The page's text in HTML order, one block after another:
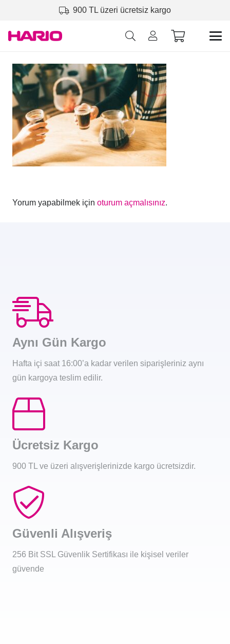
900 TL üzeri ücretsiz kargo
Yorum yapabilmek için oturum açmalısınız.
Aynı Gün Kargo
Hafta içi saat 16:00’a kadar verilen siparişleriniz aynı
gün kargoya teslim edilir.
Ücretsiz Kargo
900 TL ve üzeri alışverişlerinizde kargo ücretsizdir.
Güvenli Alışveriş
256 Bit SSL Güvenlik Sertifikası ile kişisel veriler
güvende